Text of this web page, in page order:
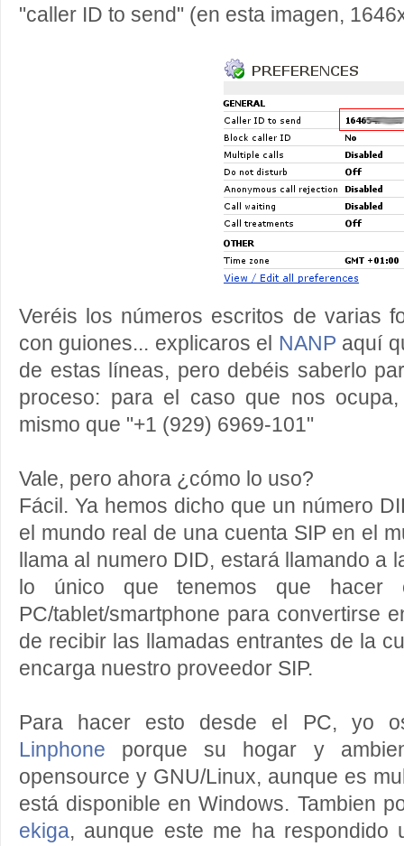
"caller ID to send" (en esta imagen,
Veréis los números escritos de varias
con guiones... explicaros el NANP aquí
de estas líneas, pero debéis saberlo
proceso: para el caso que nos
mismo que "+1 (929) 6969-101"
Vale, pero ahora ¿cómo lo uso?
Fácil. Ya hemos dicho que un número
el mundo real de una cuenta SIP en el
llama al numero DID, estará llamando a
lo único que tenemos que hacer
PC/tablet/smartphone para convertirse
de recibir las llamadas entrantes de la
encarga nuestro proveedor SIP.
Para hacer esto desde el PC, yo
Linphone porque su hogar y
opensource y GNU/Linux, aunque es
está disponible en Windows. Tambien
ekiga, aunque este me ha respondido